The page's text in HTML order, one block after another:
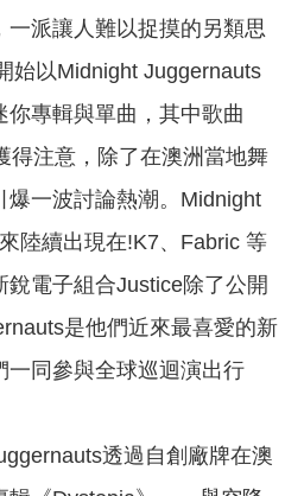
一派讓人難以捉摸的另類思
始以Midnight Juggernauts
專輯與單曲，其中歌曲
得注意，除了在澳洲當地舞
爆一波討論熱潮。Midnight
陸續出現在!K7、Fabric 等
銳電子組合Justice除了公開
是他們近來最喜愛的新
一同參與全球巡迴演出行
透過自創廠牌在澳